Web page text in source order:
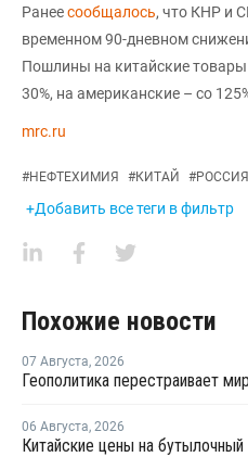
Ранеесообщалось, что КНР и
временном 90-дневном
Пошлины на китайские
30%, на американские – со
mrc.ru
#НЕФТЕХИМИЯ #КИТАЙ #РОССИЯ
+Добавить все теги в фильтр
Похожие новости
07 Августа, 2026
06 Августа, 2026